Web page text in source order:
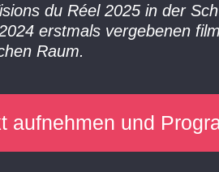
du Réel 2025 in der
erstmals vergebenen
Raum.
aufnehmen und